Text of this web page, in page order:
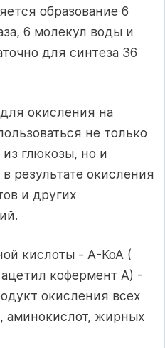
образование 6
6 молекул воды и
для синтеза 36
окисления на
не только
глюкозы, но и
результате окисления
и других
кислоты - А-КоА (
кофермент А) -
окисления всех
аминокислот, жирных